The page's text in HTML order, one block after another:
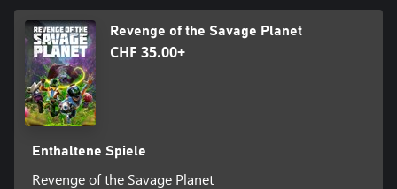
Revenge of the Savage Planet
CHF 35.00+
Enthaltene Spiele
Revenge of the Savage Planet